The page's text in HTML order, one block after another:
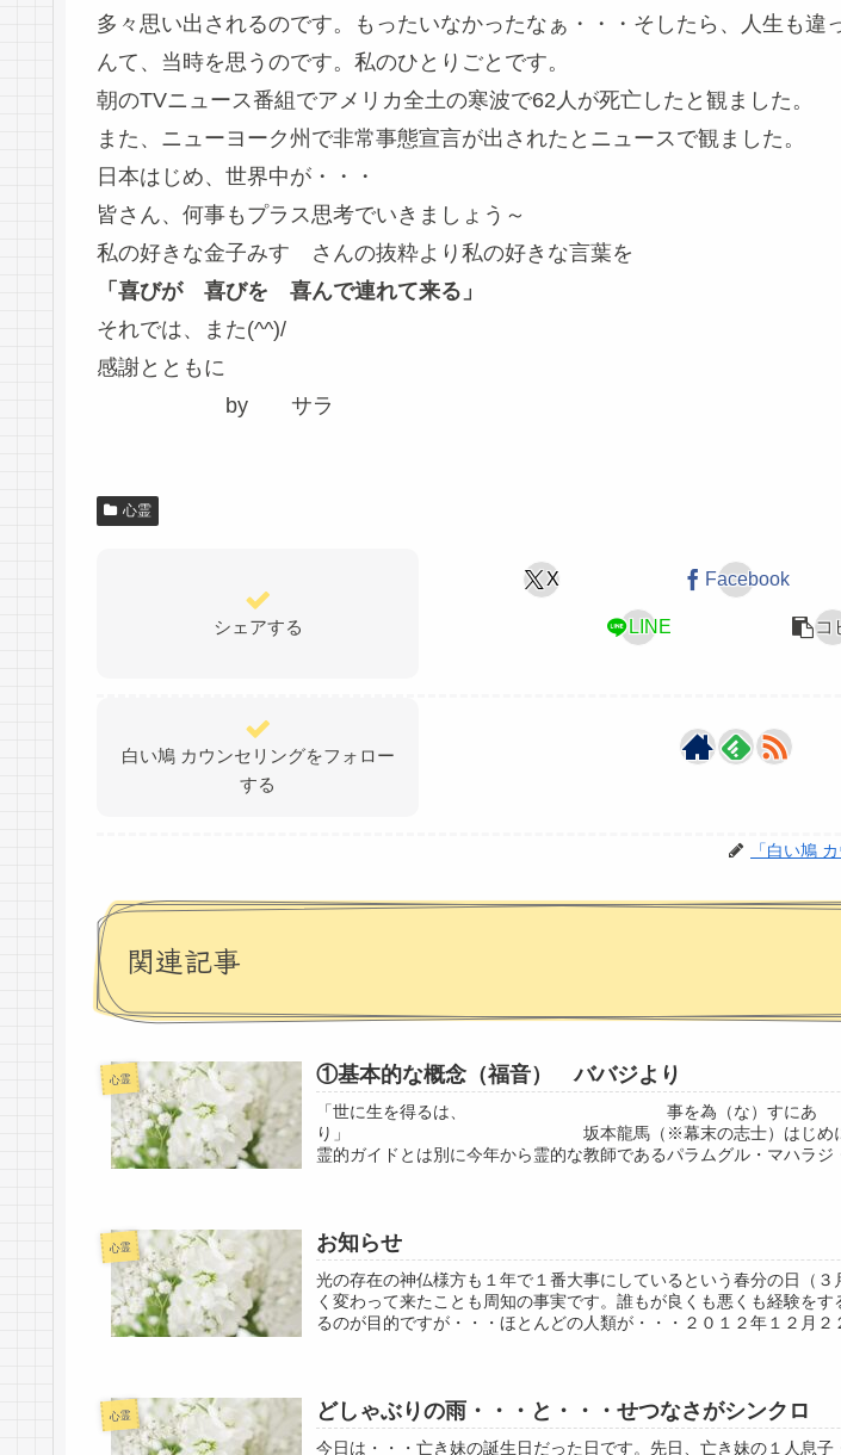
多々思い出されるのです。もったいなかったなぁ・・・そしたら、人生も違
んて、当時を思うのです。私のひとりごとです。
朝のTVニュース番組でアメリカ全土の寒波で62人が死亡したと観ました。
また、ニューヨーク州で非常事態宣言が出されたとニュースで観ました。
日本はじめ、世界中が・・・
皆さん、何事もプラス思考でいきましょう～
私の好きな金子みすゞさんの抜粋より私の好きな言葉を
「喜びが 喜びを 喜んで連れて来る」
それでは、また(^^)/
感謝とともに
by サラ
心霊
シェアする
X Facebook
LINE コ
白い鳩 カウンセリングをフォロー
する
「白い鳩
関連記事
心霊 ①基本的な概念（福音） ババジより
「世に生を得るは、 事を為（な）すにあ
り」 坂本龍馬（※幕末の志士）はじめに。私
霊的ガイドとは別に今年から霊的な教師であるパラムグル・マハラジ
心霊 お知らせ
光の存在の神仏様方も１年で１番大事にしているという春分の日（３
く変わって来たことも周知の事実です。誰もが良くも悪くも経験を
るのが目的ですが・・・ほとんどの人類が・・・２０１２年１２月２
心霊 どしゃぶりの雨・・・と・・・せつなさがシンクロ
今日は・・・亡き妹の誕生日だった日です。先日、亡き妹の１人息